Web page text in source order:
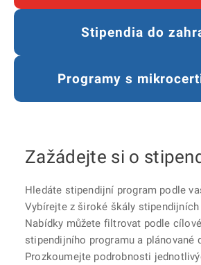
Stipendia do
Programy s
Zažádejte si o
Hledáte stipendijní program podle
Vybírejte z široké škály stipendijních
Nabídky můžete filtrovat podle
stipendijního programu a plánované
Prozkoumejte podrobnosti